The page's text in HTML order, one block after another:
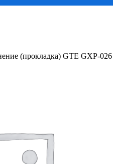
(прокладка) GTE GXP-